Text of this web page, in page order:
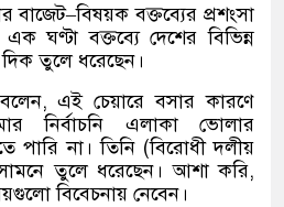
বাজেট–বিষয়ক বক্তব্যের প্রশংসা
এক ঘণ্টা বক্তব্যে দেশের বিভিন্ন
তুলে ধরেছেন।
,এই চেয়ারে বসার কারণে
নির্বাচনি এলাকা ভোলার
পারি না। তিনি(বিরোধী দলীয়
তুলে ধরেছেন। আশা করি,
বিবেচনায় নেবেন।